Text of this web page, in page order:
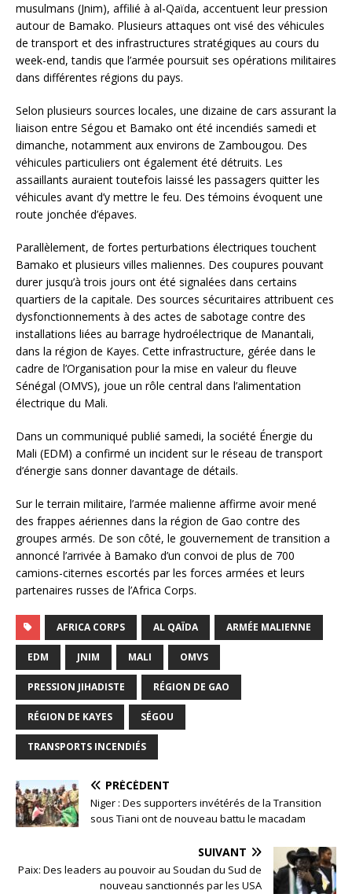
musulmans (Jnim), affilié à al-Qaïda, accentuent leur pression
autour de Bamako. Plusieurs attaques ont visé des véhicules
de transport et des infrastructures stratégiques au cours du
week-end, tandis que l’armée poursuit ses opérations militaires
dans différentes régions du pays.
Selon plusieurs sources locales, une dizaine de cars assurant la
liaison entre Ségou et Bamako ont été incendiés samedi et
dimanche, notamment aux environs de Zambougou. Des
véhicules particuliers ont également été détruits. Les
assaillants auraient toutefois laissé les passagers quitter les
véhicules avant d’y mettre le feu. Des témoins évoquent une
route jonchée d’épaves.
Parallèlement, de fortes perturbations électriques touchent
Bamako et plusieurs villes maliennes. Des coupures pouvant
durer jusqu’à trois jours ont été signalées dans certains
quartiers de la capitale. Des sources sécuritaires attribuent ces
dysfonctionnements à des actes de sabotage contre des
installations liées au barrage hydroélectrique de Manantali,
dans la région de Kayes. Cette infrastructure, gérée dans le
cadre de l’Organisation pour la mise en valeur du fleuve
Sénégal (OMVS), joue un rôle central dans l’alimentation
électrique du Mali.
Dans un communiqué publié samedi, la société Énergie du
Mali (EDM) a confirmé un incident sur le réseau de transport
d’énergie sans donner davantage de détails.
Sur le terrain militaire, l’armée malienne affirme avoir mené
des frappes aériennes dans la région de Gao contre des
groupes armés. De son côté, le gouvernement de transition a
annoncé l’arrivée à Bamako d’un convoi de plus de 700
camions-citernes escortés par les forces armées et leurs
partenaires russes de l’Africa Corps.
AFRICA CORPS AL QAÏDA ARMÉE MALIENNE
EDM JNIM MALI OMVS
PRESSION JIHADISTE RÉGION DE GAO
RÉGION DE KAYES SÉGOU
TRANSPORTS INCENDIÉS
PRÉCÉDENT
Niger : Des supporters invétérés de la Transition
sous Tiani ont de nouveau battu le macadam
SUIVANT
Paix: Des leaders au pouvoir au Soudan du Sud de
nouveau sanctionnés par les USA